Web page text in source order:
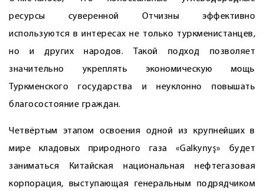
ресурсы суверенной Отчизны эффективно
используются в интересах не только туркменистанцев,
но и других народов. Такой подход позволяет
значительно укреплять экономическую мощь
Туркменского государства и неуклонно повышать
благосостояние граждан.
Четвёртым этапом освоения одной из крупнейших в
мире кладовых природного газа «Galkynyş» будет
заниматься Китайская национальная нефтегазовая
корпорация, выступающая генеральным подрядчиком